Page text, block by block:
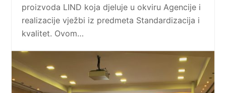
proizvoda LIND koja djeluje u okviru Agencije i
realizacije vježbi iz predmeta Standardizacija i
kvalitet. Ovom…